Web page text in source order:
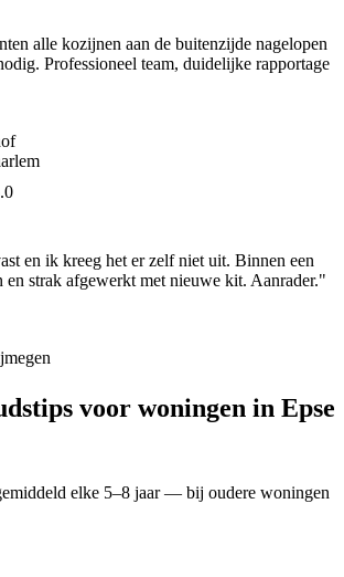
alle kozijnen aan de buitenzijde nagelopen
Professioneel team, duidelijke rapportage
en ik kreeg het er zelf niet uit. Binnen een
en strak afgewerkt met nieuwe kit. Aanrader."
voor woningen in Epse
elke 5–8 jaar — bij oudere woningen